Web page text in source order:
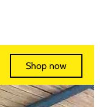
Shop now